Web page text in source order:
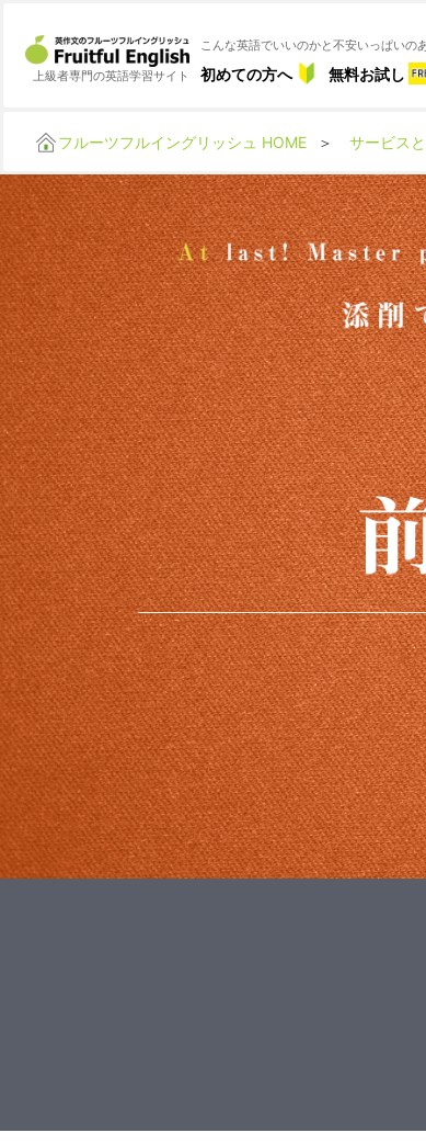
上級者専門の英語学習サイト
こんな英語でいいのかと不安いっぱいの
初めての方へ
無料お試し
フルーツフルイングリッシュ HOME ＞ サービス